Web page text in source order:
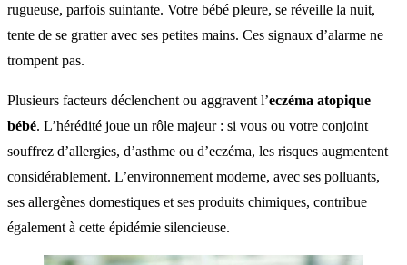
rugueuse, parfois suintante. Votre bébé pleure, se réveille la nuit,
tente de se gratter avec ses petites mains. Ces signaux d’alarme ne
trompent pas.
Plusieurs facteurs déclenchent ou aggravent l’eczéma atopique
bébé. L’hérédité joue un rôle majeur : si vous ou votre conjoint
souffrez d’allergies, d’asthme ou d’eczéma, les risques augmentent
considérablement. L’environnement moderne, avec ses polluants,
ses allergènes domestiques et ses produits chimiques, contribue
également à cette épidémie silencieuse.